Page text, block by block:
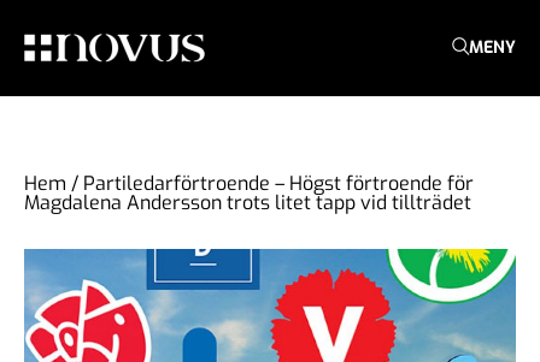
MENY
Hem / Partiledarförtroende – Högst förtroende för
Magdalena Andersson trots litet tapp vid tillträdet